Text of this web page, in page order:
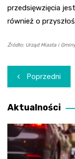
przedsięwzięcia
również o
Źródło: Urząd Miasta i
wpisu
Poprzedni
Aktualności